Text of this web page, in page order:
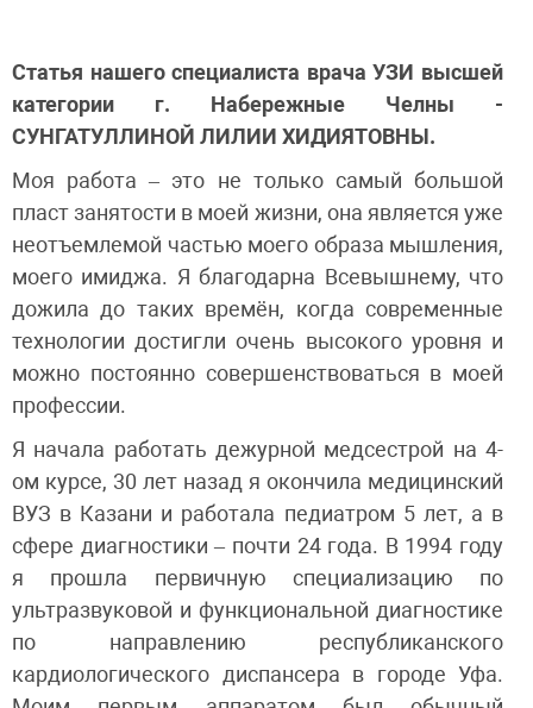
Статья нашего специалиста врача УЗИ высшей
категории г. Набережные Челны -
СУНГАТУЛЛИНОЙ ЛИЛИИ ХИДИЯТОВНЫ.
Моя работа – это не только самый большой
пласт занятости в моей жизни, она является уже
неотъемлемой частью моего образа мышления,
моего имиджа. Я благодарна Всевышнему, что
дожила до таких времён, когда современные
технологии достигли очень высокого уровня и
можно постоянно совершенствоваться в моей
профессии.
Я начала работать дежурной медсестрой на 4-
ом курсе, 30 лет назад я окончила медицинский
ВУЗ в Казани и работала педиатром 5 лет, а в
сфере диагностики – почти 24 года. В 1994 году
я прошла первичную специализацию по
ультразвуковой и функциональной диагностике
по направлению республиканского
кардиологического диспансера в городе Уфа.